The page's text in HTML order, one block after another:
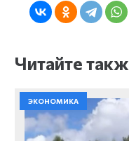
Читайте
ЭКОНОМИКА